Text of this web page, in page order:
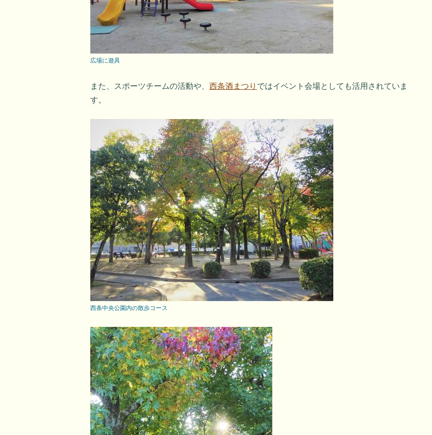
広場に遊具
また、スポーツチームの活動や、 西条酒まつり ではイベント会場としても活用されていま
す。
西条中央公園内の散歩コース